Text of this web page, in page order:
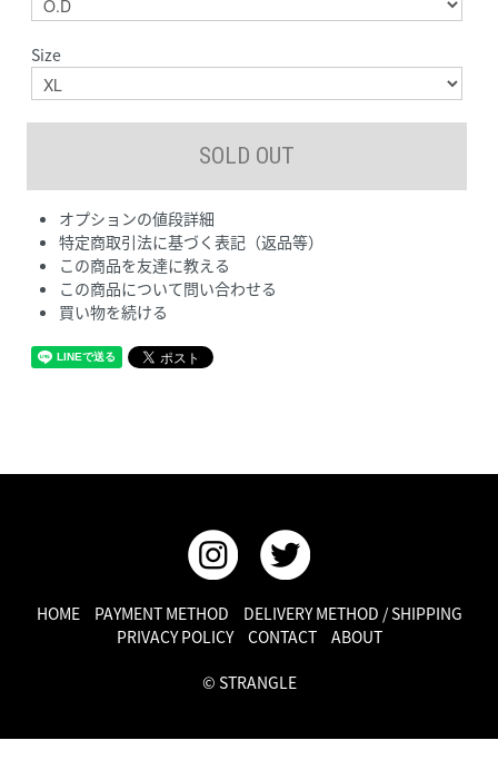
Size
オプションの値段詳細
特定商取引法に基づく表記（返品等）
この商品を友達に教える
この商品について問い合わせる
買い物を続ける
HOME PAYMENT METHOD
DELIVERY METHOD / SHIPPING
PRIVACY POLICY
CONTACT ABOUT
© STRANGLE